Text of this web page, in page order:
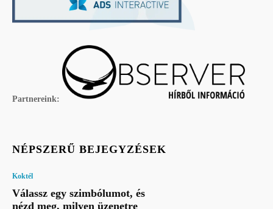
Partnereink:
NÉPSZERŰ BEJEGYZÉSEK
Koktél
Válassz egy szimbólumot, és
nézd meg, milyen üzenetre